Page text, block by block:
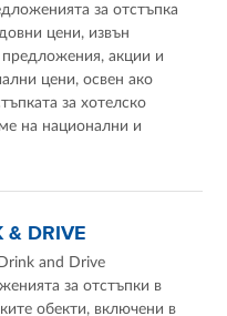
за отстъпка
цени, извън
акции и
цени, освен ако
за хотелско
на национални и
& DRIVE
and Drive
за отстъпки в
обекти, включени в